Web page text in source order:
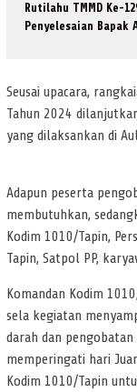
Rutilahu TMMD Ke-
Penyelesaian Bapak
Seusai upacara,
Tahun 2024
yang dilaksankan di
Adapun peserta
membutuhkan,
Kodim 1010/Tapin,
Tapin, Satpol PP,
Komandan Kodim
sela kegiatan
darah dan
memperingati hari
Kodim 1010/Tapin